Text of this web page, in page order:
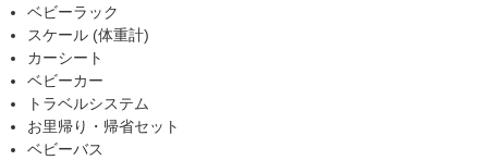
ベビーラック
スケール (体重計)
カーシート
ベビーカー
トラベルシステム
お里帰り・帰省セット
ベビーバス